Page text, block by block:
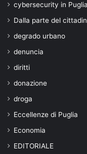
cybersecurity in Puglia
Dalla parte del
degrado urbano
denuncia
diritti
donazione
droga
Eccellenze di Puglia
Economia
EDITORIALE